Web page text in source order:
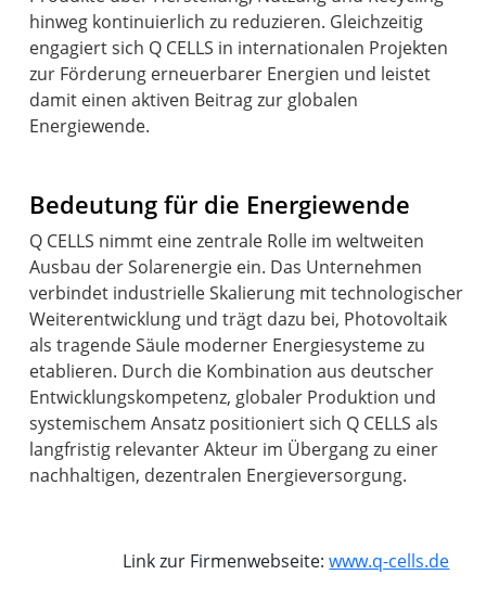
hinweg kontinuierlich zu reduzieren. Gleichzeitig
engagiert sich Q CELLS in internationalen Projekten
zur Förderung erneuerbarer Energien und leistet
damit einen aktiven Beitrag zur globalen
Energiewende.
Bedeutung für die Energiewende
Q CELLS nimmt eine zentrale Rolle im weltweiten
Ausbau der Solarenergie ein. Das Unternehmen
verbindet industrielle Skalierung mit technologischer
Weiterentwicklung und trägt dazu bei, Photovoltaik
als tragende Säule moderner Energiesysteme zu
etablieren. Durch die Kombination aus deutscher
Entwicklungskompetenz, globaler Produktion und
systemischem Ansatz positioniert sich Q CELLS als
langfristig relevanter Akteur im Übergang zu einer
nachhaltigen, dezentralen Energieversorgung.
Link zur Firmenwebseite:www.q-cells.de